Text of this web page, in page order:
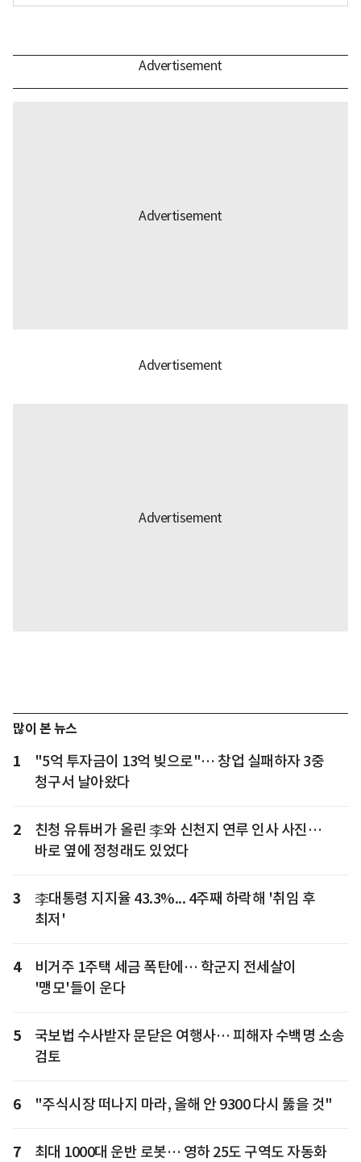
많이 본 뉴스
1
"5억 투자금이 13억 빚으로"… 창업 실패하자 3중
청구서 날아왔다
2
친청 유튜버가 올린 李와 신천지 연루 인사 사진…
바로 옆에 정청래도 있었다
3
李대통령 지지율 43.3%... 4주째 하락해 '취임 후
최저'
4
비거주 1주택 세금 폭탄에… 학군지 전세살이
'맹모'들이 운다
5
국보법 수사받자 문닫은 여행사… 피해자 수백명 소송
검토
6 "주식시장 떠나지 마라, 올해 안 9300 다시 뚫을 것"
7 최대 1000대 운반 로봇… 영하 25도 구역도 자동화